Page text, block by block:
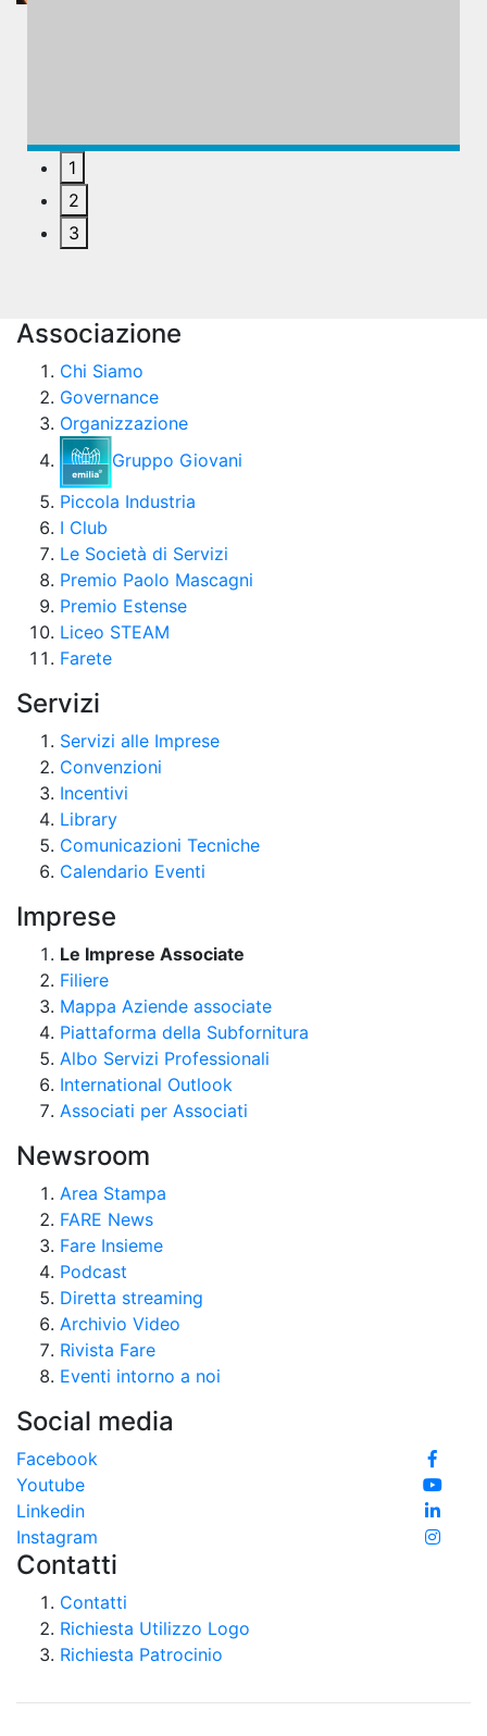
1
2
3
Associazione
Chi Siamo
Governance
Organizzazione
Gruppo Giovani
Piccola Industria
I Club
Le Società di Servizi
Premio Paolo Mascagni
Premio Estense
Liceo STEAM
Farete
Servizi
Servizi alle Imprese
Convenzioni
Incentivi
Library
Comunicazioni Tecniche
Calendario Eventi
Imprese
Le Imprese Associate
Filiere
Mappa Aziende associate
Piattaforma della Subfornitura
Albo Servizi Professionali
International Outlook
Associati per Associati
Newsroom
Area Stampa
FARE News
Fare Insieme
Podcast
Diretta streaming
Archivio Video
Rivista Fare
Eventi intorno a noi
Social media
Facebook
Youtube
Linkedin
Instagram
Contatti
Contatti
Richiesta Utilizzo Logo
Richiesta Patrocinio